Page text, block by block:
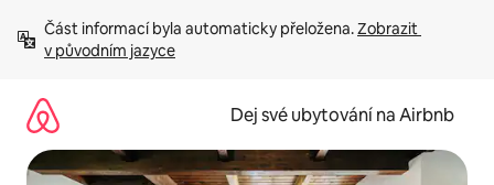
obsah
Část informací byla automaticky přeložena. Zobrazit
v původním jazyce
Dej své ubytování na Airbnb